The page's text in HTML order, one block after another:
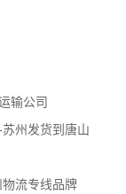
输公司
州发货到唐山
流专线品牌